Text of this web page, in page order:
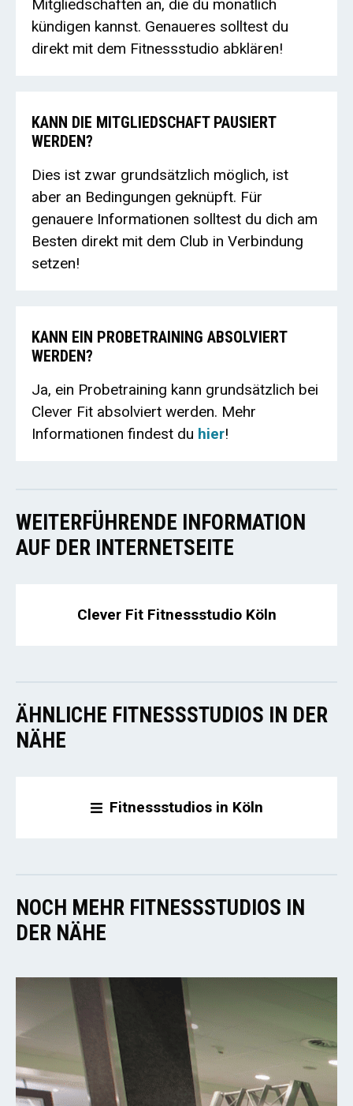
Mitgliedschaften an, die du monatlich
kündigen kannst. Genaueres solltest du
direkt mit dem Fitnessstudio abklären!
KANN DIE MITGLIEDSCHAFT PAUSIERT
WERDEN?
Dies ist zwar grundsätzlich möglich, ist
aber an Bedingungen geknüpft. Für
genauere Informationen solltest du dich am
Besten direkt mit dem Club in Verbindung
setzen!
KANN EIN PROBETRAINING ABSOLVIERT
WERDEN?
Ja, ein Probetraining kann grundsätzlich bei
Clever Fit absolviert werden. Mehr
Informationen findest du hier!
WEITERFÜHRENDE INFORMATION
AUF DER INTERNETSEITE
Clever Fit Fitnessstudio Köln
ÄHNLICHE FITNESSSTUDIOS IN DER
NÄHE
Fitnessstudios in Köln
NOCH MEHR FITNESSSTUDIOS IN
DER NÄHE